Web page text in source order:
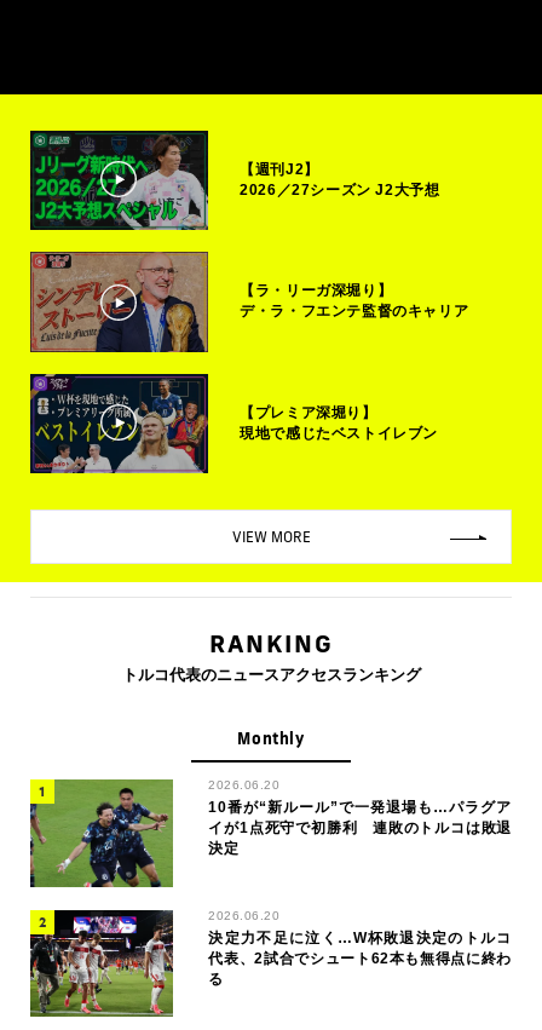
【週刊J2】
2026／27シーズン J2大予想
【ラ・リーガ深堀り】
デ・ラ・フエンテ監督のキャリア
【プレミア深堀り】
現地で感じたベストイレブン
VIEW MORE
RANKING
トルコ代表のニュースアクセスランキング
Monthly
2026.06.20
10番が“新ルール”で一発退場も…パラグア
イが1点死守で初勝利 連敗のトルコは敗退
決定
2026.06.20
決定力不足に泣く…W杯敗退決定のトルコ
代表、2試合でシュート62本も無得点に終わ
る